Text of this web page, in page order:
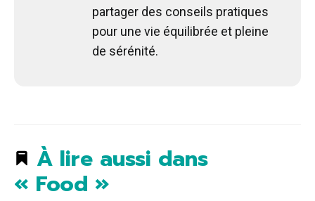
partager des conseils pratiques
pour une vie équilibrée et pleine
de sérénité.
À lire aussi dans
« Food »